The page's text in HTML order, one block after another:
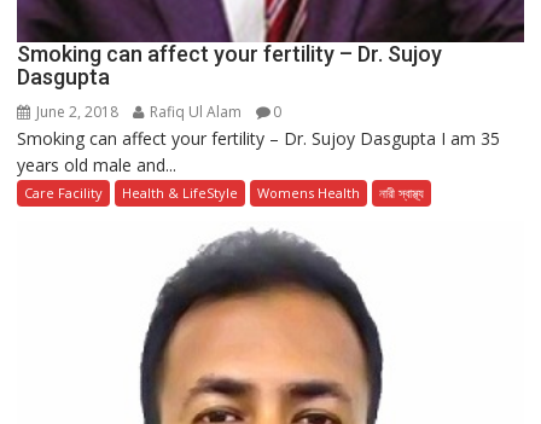
Smoking can affect your fertility – Dr. Sujoy
Dasgupta
June 2, 2018 Rafiq Ul Alam 0
Smoking can affect your fertility – Dr. Sujoy Dasgupta I am 35
years old male and...
Care Facility Health & LifeStyle Womens Health নারী স্বাস্থ্য